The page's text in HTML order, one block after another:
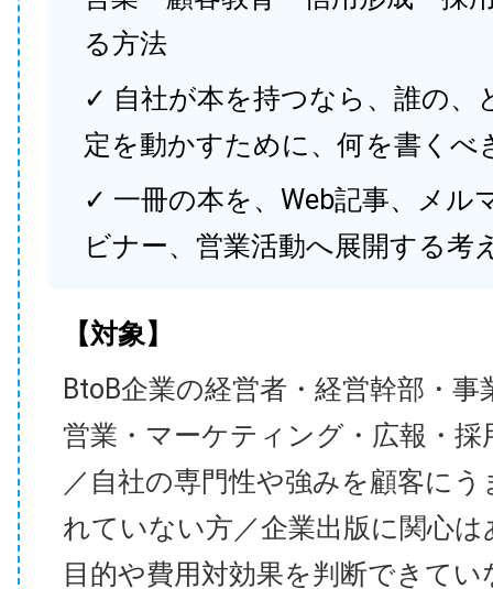
る方法
✓ 自社が本を持つなら、誰の、
定を動かすために、何を書くべ
✓ 一冊の本を、Web記事、メル
ビナー、営業活動へ展開する考
【対象】
BtoB企業の経営者・経営幹部・事
営業・マーケティング・広報・採
／自社の専門性や強みを顧客に
れていない方／企業出版に関心
目的や費用対効果を判断できてい